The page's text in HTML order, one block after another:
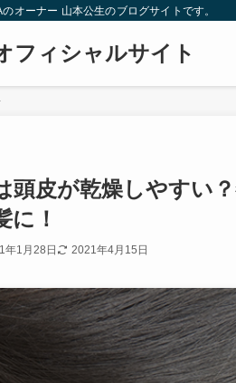
オーナー 山本公生のブログサイトです。
フィシャルサイト
頭皮が乾燥しやすい
に！
年1月28日 2021年4月15日